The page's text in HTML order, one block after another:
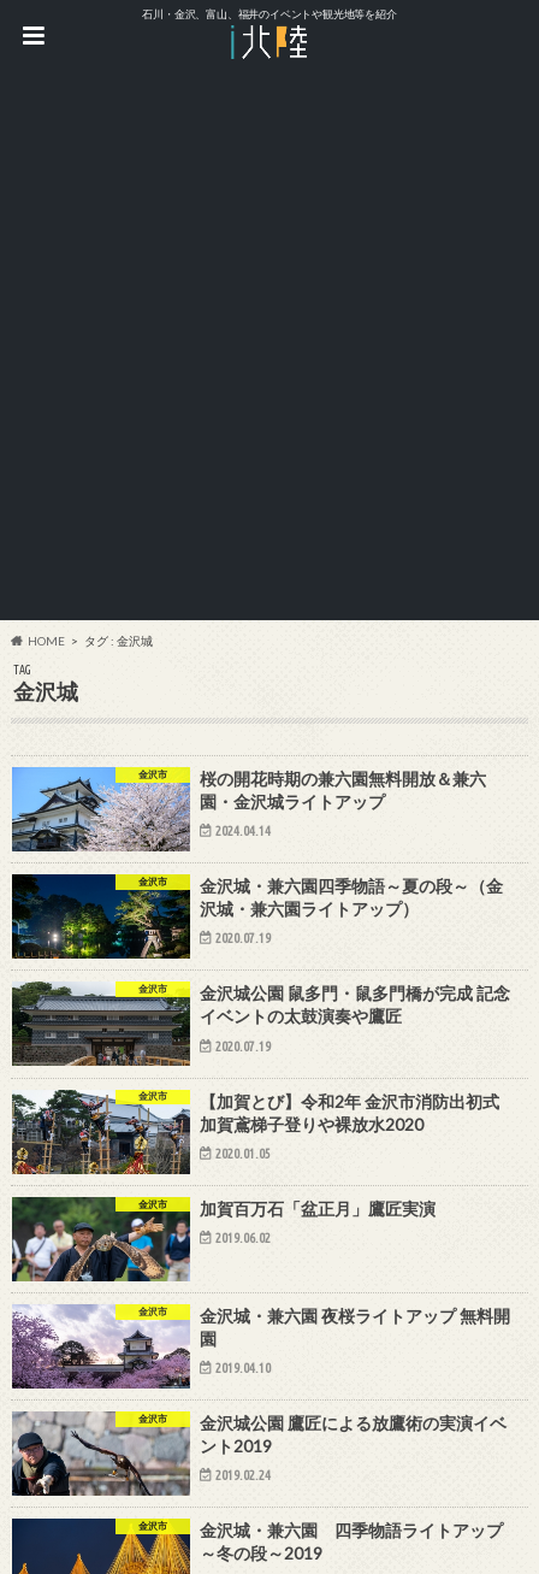
石川・金沢、富山、福井のイベントや観光地等を紹介
HOME タグ : 金沢城
TAG
金沢城
金沢市
桜の開花時期の兼六園無料開放＆兼六
園・金沢城ライトアップ
2024.04.14
金沢市
金沢城・兼六園四季物語～夏の段～（金
沢城・兼六園ライトアップ）
2020.07.19
金沢市
金沢城公園 鼠多門・鼠多門橋が完成 記念
イベントの太鼓演奏や鷹匠
2020.07.19
金沢市
【加賀とび】令和2年 金沢市消防出初式
加賀鳶梯子登りや裸放水2020
2020.01.05
金沢市 加賀百万石「盆正月」鷹匠実演
2019.06.02
金沢市
金沢城・兼六園 夜桜ライトアップ 無料開
園
2019.04.10
金沢市
金沢城公園 鷹匠による放鷹術の実演イベ
ント2019
2019.02.24
金沢市
金沢城・兼六園 四季物語ライトアップ
～冬の段～2019